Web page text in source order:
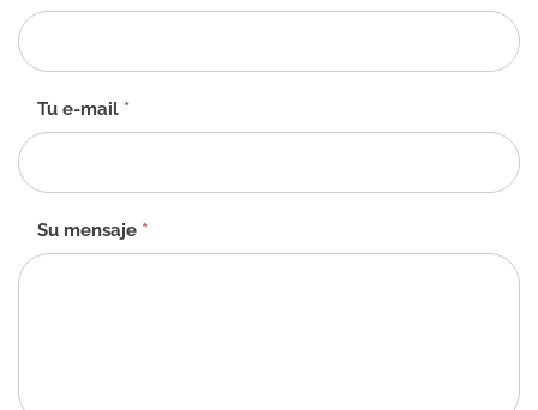
de
contacto
-
Tu e-mail *
Su mensaje *